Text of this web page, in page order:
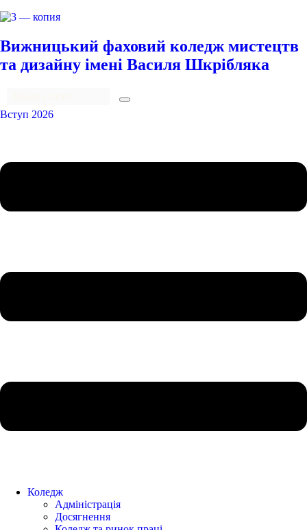
Вижницький фаховий коледж мистецтв
та дизайну імені Василя Шкрібляка
Вступ 2026
Коледж
Адміністрація
Досягнення